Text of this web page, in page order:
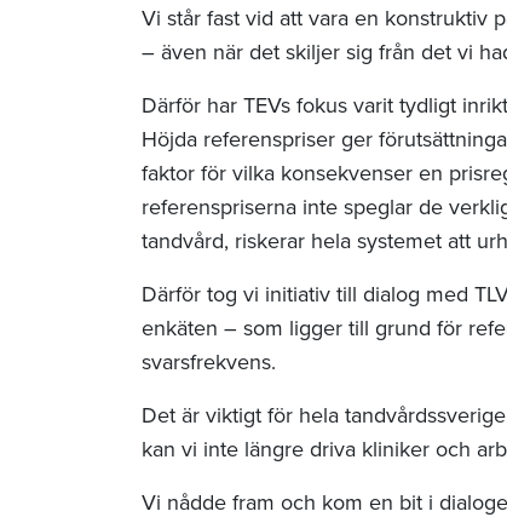
Vi står fast vid att vara en konstruktiv
– även när det skiljer sig från det vi
Därför har TEVs fokus varit tydligt
Höjda referenspriser ger
faktor för vilka konsekvenser en
referenspriserna inte speglar de
tandvård, riskerar hela systemet att
Därför tog vi initiativ till dialog med
enkäten – som ligger till grund för
svarsfrekvens.
Det är viktigt för hela
kan vi inte längre driva kliniker och
Vi nådde fram och kom en bit i